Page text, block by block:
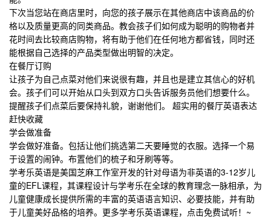
下次当您站在商店里时，向您的孩子展示在其他商店中该商品的价
格以及质量更高的同类商品。教会孩子们如何成为聪明的购物者并
花时间去比较商店购物，将有助于他们在任何地方都省钱，同时还
能根据自己选择的产品类型做出明智的决定。
在餐厅订购
让孩子为自己点菜对他们来说很有趣，并且也是建立其信心的好机
会。孩子们可以开始从口头到双方口头告诉服务员他们想要什么。
提醒孩子们点菜后要保持礼貌，谢谢他们。
超实用的餐厅英语表达
赶快收藏
学会做准备
学会做好准备。包括让他们挑选第二天要睡觉的衣服。选择一个易
于设置的闹钟。布置他们的梳子和牙刷等等。
学考乐英语是美国芝麻工作室开发的针对母语为非英语的3-12岁儿
童的EFL课程，其课程设计与学考乐在全球的教育理念一脉相承，为
儿童健康成长提供所需的丰富的英语语言知识、必要技能，并有助
于儿童美好品格的培养。 更多学考乐英语课程，点击免费试听！ ~